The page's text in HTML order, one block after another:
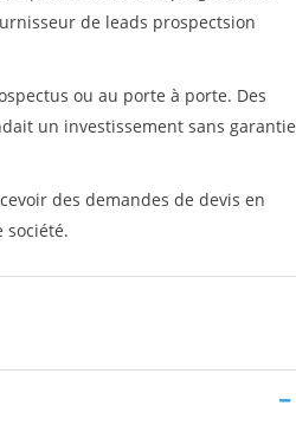
de leads prospectsion
ou au porte à porte. Des
un investissement sans garantie
des demandes de devis en
société.